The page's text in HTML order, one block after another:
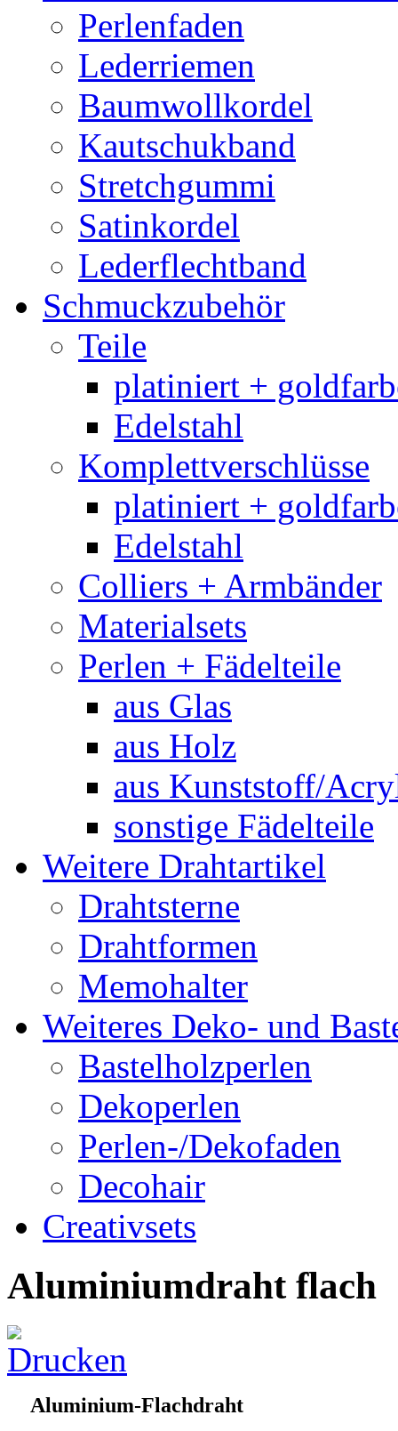
Perlenfaden
Lederriemen
Baumwollkordel
Kautschukband
Stretchgummi
Satinkordel
Lederflechtband
Schmuckzubehör
Teile
platiniert +
Edelstahl
Komplettverschlüsse
platiniert +
Edelstahl
Colliers + Armbänder
Materialsets
Perlen + Fädelteile
aus Glas
aus Holz
aus Kunststoff/
sonstige Fädelteile
Weitere Drahtartikel
Drahtsterne
Drahtformen
Memohalter
Weiteres Deko- und
Bastelholzperlen
Dekoperlen
Perlen-/Dekofaden
Decohair
Creativsets
Aluminiumdraht flach
Aluminium-Flachdraht